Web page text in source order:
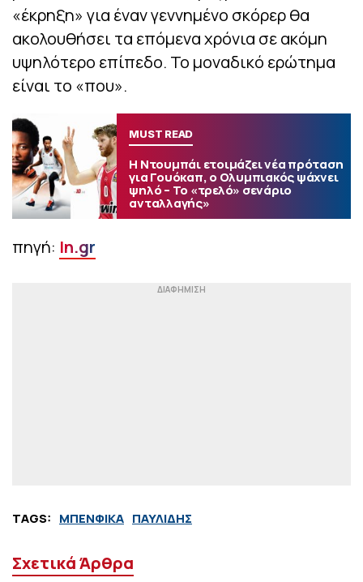
«έκρηξη» για έναν γεννημένο σκόρερ θα
ακολουθήσει τα επόμενα χρόνια σε ακόμη
υψηλότερο επίπεδο. Το μοναδικό ερώτημα
είναι το «που».
MUST READ
Η Ντουμπάι ετοιμάζει νέα πρόταση
για Γουόκαπ, ο Ολυμπιακός ψάχνει
ψηλό – Το «τρελό» σενάριο
ανταλλαγής»
πηγή: In.gr
TAGS: ΜΠΕΝΦΙΚΑ ΠΑΥΛΙΔΗΣ
Σχετικά Άρθρα